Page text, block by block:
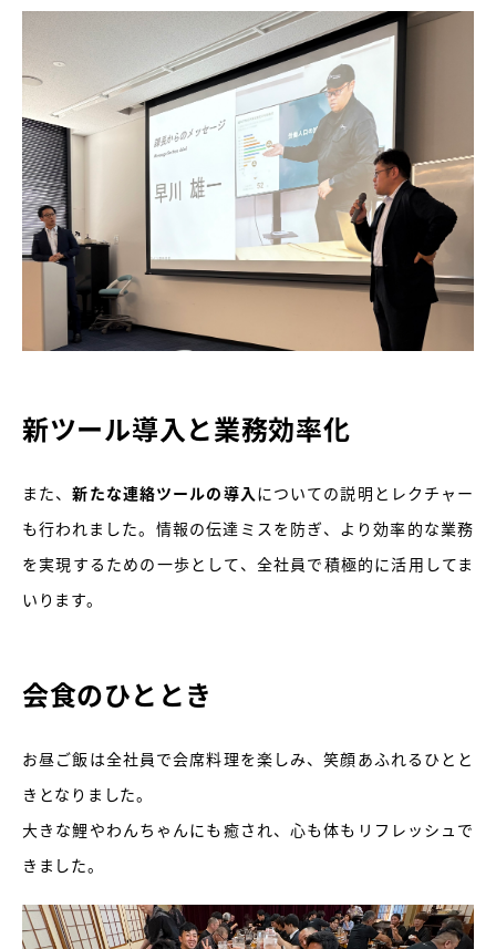
新ツール導入と業務効率化
また、新たな連絡ツールの導入についての説明とレクチャー
も行われました。情報の伝達ミスを防ぎ、より効率的な業務
を実現するための一歩として、全社員で積極的に活用してま
いります。
会食のひととき
お昼ご飯は全社員で会席料理を楽しみ、笑顔あふれるひとと
きとなりました。
大きな鯉やわんちゃんにも癒され、心も体もリフレッシュで
きました。